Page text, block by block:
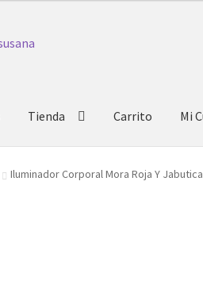
Tienda Carrito Mi
Iluminador Corporal Mora Roja Y